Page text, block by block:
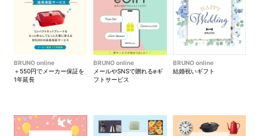
BRUNO online
＋550円でメーカー保証を
1年延長
BRUNO online
メールやSNSで贈れるeギ
フトサービス
BRUNO online
結婚祝いギフト